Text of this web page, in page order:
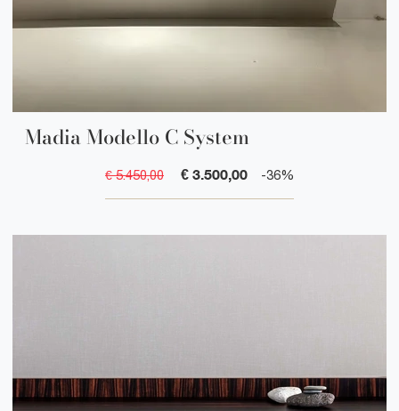
Madia Modello C System
€ 5.450,00 € 3.500,00 -36%